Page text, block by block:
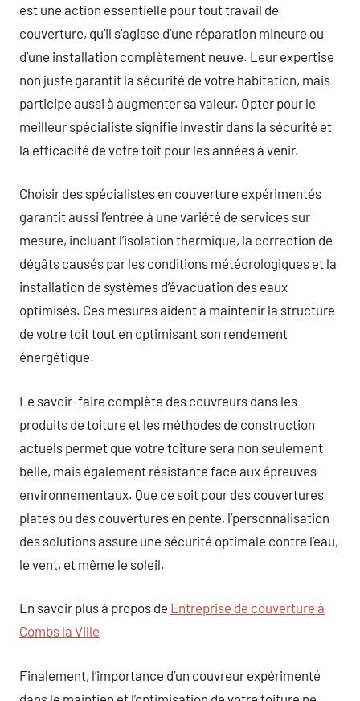
est une action essentielle pour tout travail de
couverture, qu’il s’agisse d’une réparation mineure ou
d’une installation complètement neuve. Leur expertise
non juste garantit la sécurité de votre habitation, mais
participe aussi à augmenter sa valeur. Opter pour le
meilleur spécialiste signifie investir dans la sécurité et
la efficacité de votre toit pour les années à venir.
Choisir des spécialistes en couverture expérimentés
garantit aussi l’entrée à une variété de services sur
mesure, incluant l’isolation thermique, la correction de
dégâts causés par les conditions météorologiques et la
installation de systèmes d’évacuation des eaux
optimisés. Ces mesures aident à maintenir la structure
de votre toit tout en optimisant son rendement
énergétique.
Le savoir-faire complète des couvreurs dans les
produits de toiture et les méthodes de construction
actuels permet que votre toiture sera non seulement
belle, mais également résistante face aux épreuves
environnementaux. Que ce soit pour des couvertures
plates ou des couvertures en pente, l’personnalisation
des solutions assure une sécurité optimale contre l’eau,
le vent, et même le soleil.
En savoir plus à propos de Entreprise de couverture à
Combs la Ville
Finalement, l’importance d’un couvreur expérimenté